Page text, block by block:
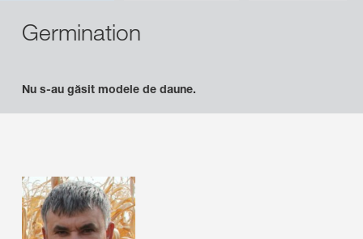
Germination
Nu s-au găsit modele de daune.